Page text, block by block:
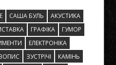
САША БУЛЬ
АКУСТИКА
ГРАФІКА
ГУМОР
ЕЛЕКТРОНІКА
ЗУСТРІЧІ
КАМІНЬ